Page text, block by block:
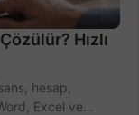
Hızlı
hesap,
Excel ve